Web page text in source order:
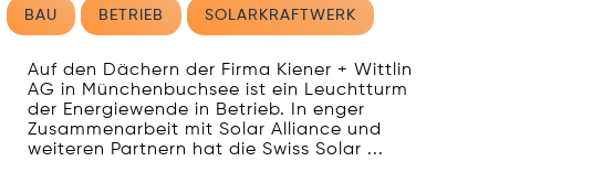
BAU BETRIEB SOLARKRAFTWERK
Auf den Dächern der Firma Kiener + Wittlin
AG in Münchenbuchsee ist ein Leuchtturm
der Energiewende in Betrieb. In enger
Zusammenarbeit mit Solar Alliance und
weiteren Partnern hat die Swiss Solar ...